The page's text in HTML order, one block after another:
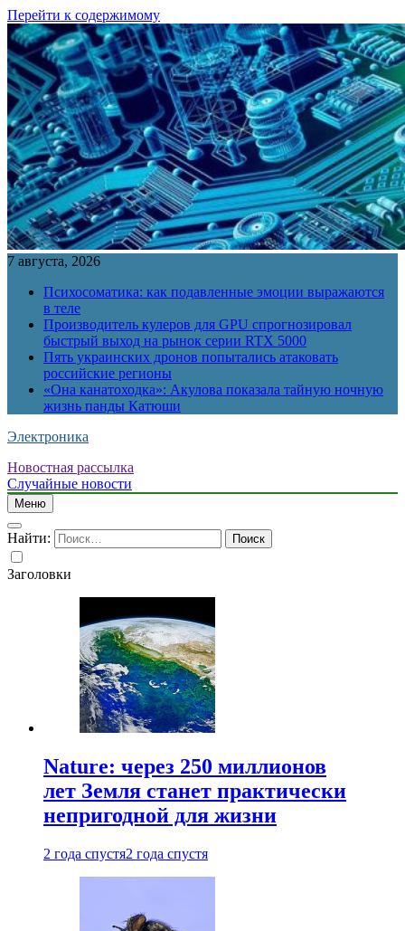
Перейти к содержимому
7 августа, 2026
Психосоматика: как подавленные эмоции выражаются
в теле
Производитель кулеров для GPU спрогнозировал
быстрый выход на рынок серии RTX 5000
Пять украинских дронов попытались атаковать
российские регионы
«Она канатоходка»: Акулова показала тайную ночную
жизнь панды Катюши
Электроника
Новостная рассылка
Случайные новости
Меню
Найти:
Заголовки
Nature: через 250 миллионов
лет Земля станет практически
непригодной для жизни
2 года спустя2 года спустя